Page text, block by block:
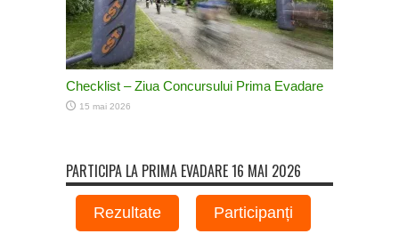
Checklist – Ziua Concursului Prima Evadare
15 mai 2026
PARTICIPA LA PRIMA EVADARE 16 MAI 2026
Rezultate Participanți